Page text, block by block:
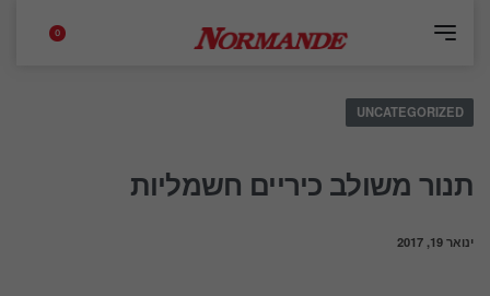
0
UNCATEGORIZED
תנור משולב כיריים חשמליות
ינואר 19, 2017